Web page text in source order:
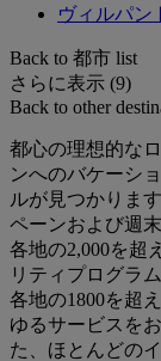
ヴィルパン
Back to 都市 list
さらに表示 (9)
Back to other
都心の理想的な
ンへのバケーシ
ルが見つかりま
ペーンおよび週
各地の2,000を超
リティプログラ
各地の1800を超
ゆるサービスを
た、ほとんどの